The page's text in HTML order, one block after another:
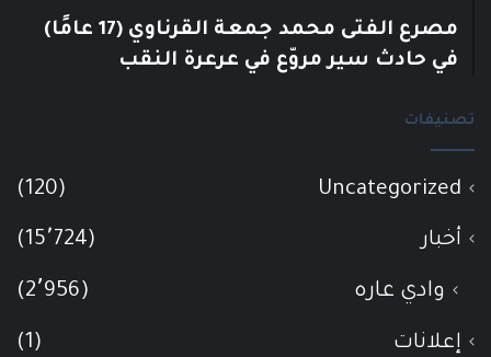
مصرع الفتى محمد جمعة القرناوي (17 عامًا)
في حادث سير مروّع في عرعرة النقب
تصنيفات
Uncategorized
(120)
أخبار (15٬724)
وادي عاره (2٬956)
إعلانات (1)